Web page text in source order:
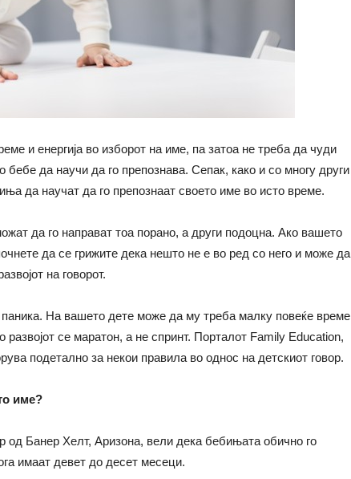
и енергија во изборот на име, па затоа не треба да чуди
да научи да го препознава. Сепак, како и со многу други
да научат да го препознаат своето име во исто време.
да го направат тоа порано, а други подоцна. Ако вашето
да се грижите дека нешто не е во ред со него и може да
на говорот.
На вашето дете може да му треба малку повеќе време
развојот се маратон, а не спринт. Порталот Family Education,
подетално за некои правила во однос на детскиот говор.
име?
од Банер Хелт, Аризона, вели дека бебињата обично го
имаат девет до десет месеци.